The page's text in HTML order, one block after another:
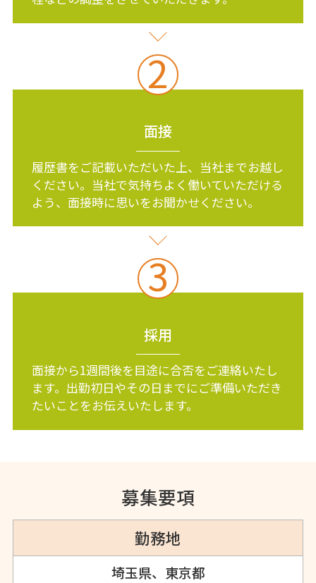
2
面接
履歴書をご記載いただいた上、当社までお越し
ください。当社で気持ちよく働いていただける
よう、面接時に思いをお聞かせください。
3
採用
面接から1週間後を目途に合否をご連絡いたし
ます。出勤初日やその日までにご準備いただき
たいことをお伝えいたします。
募集要項
勤務地
埼玉県、東京都